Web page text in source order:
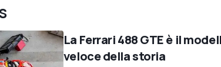
La Ferrari 488 GTE è il
veloce della storia